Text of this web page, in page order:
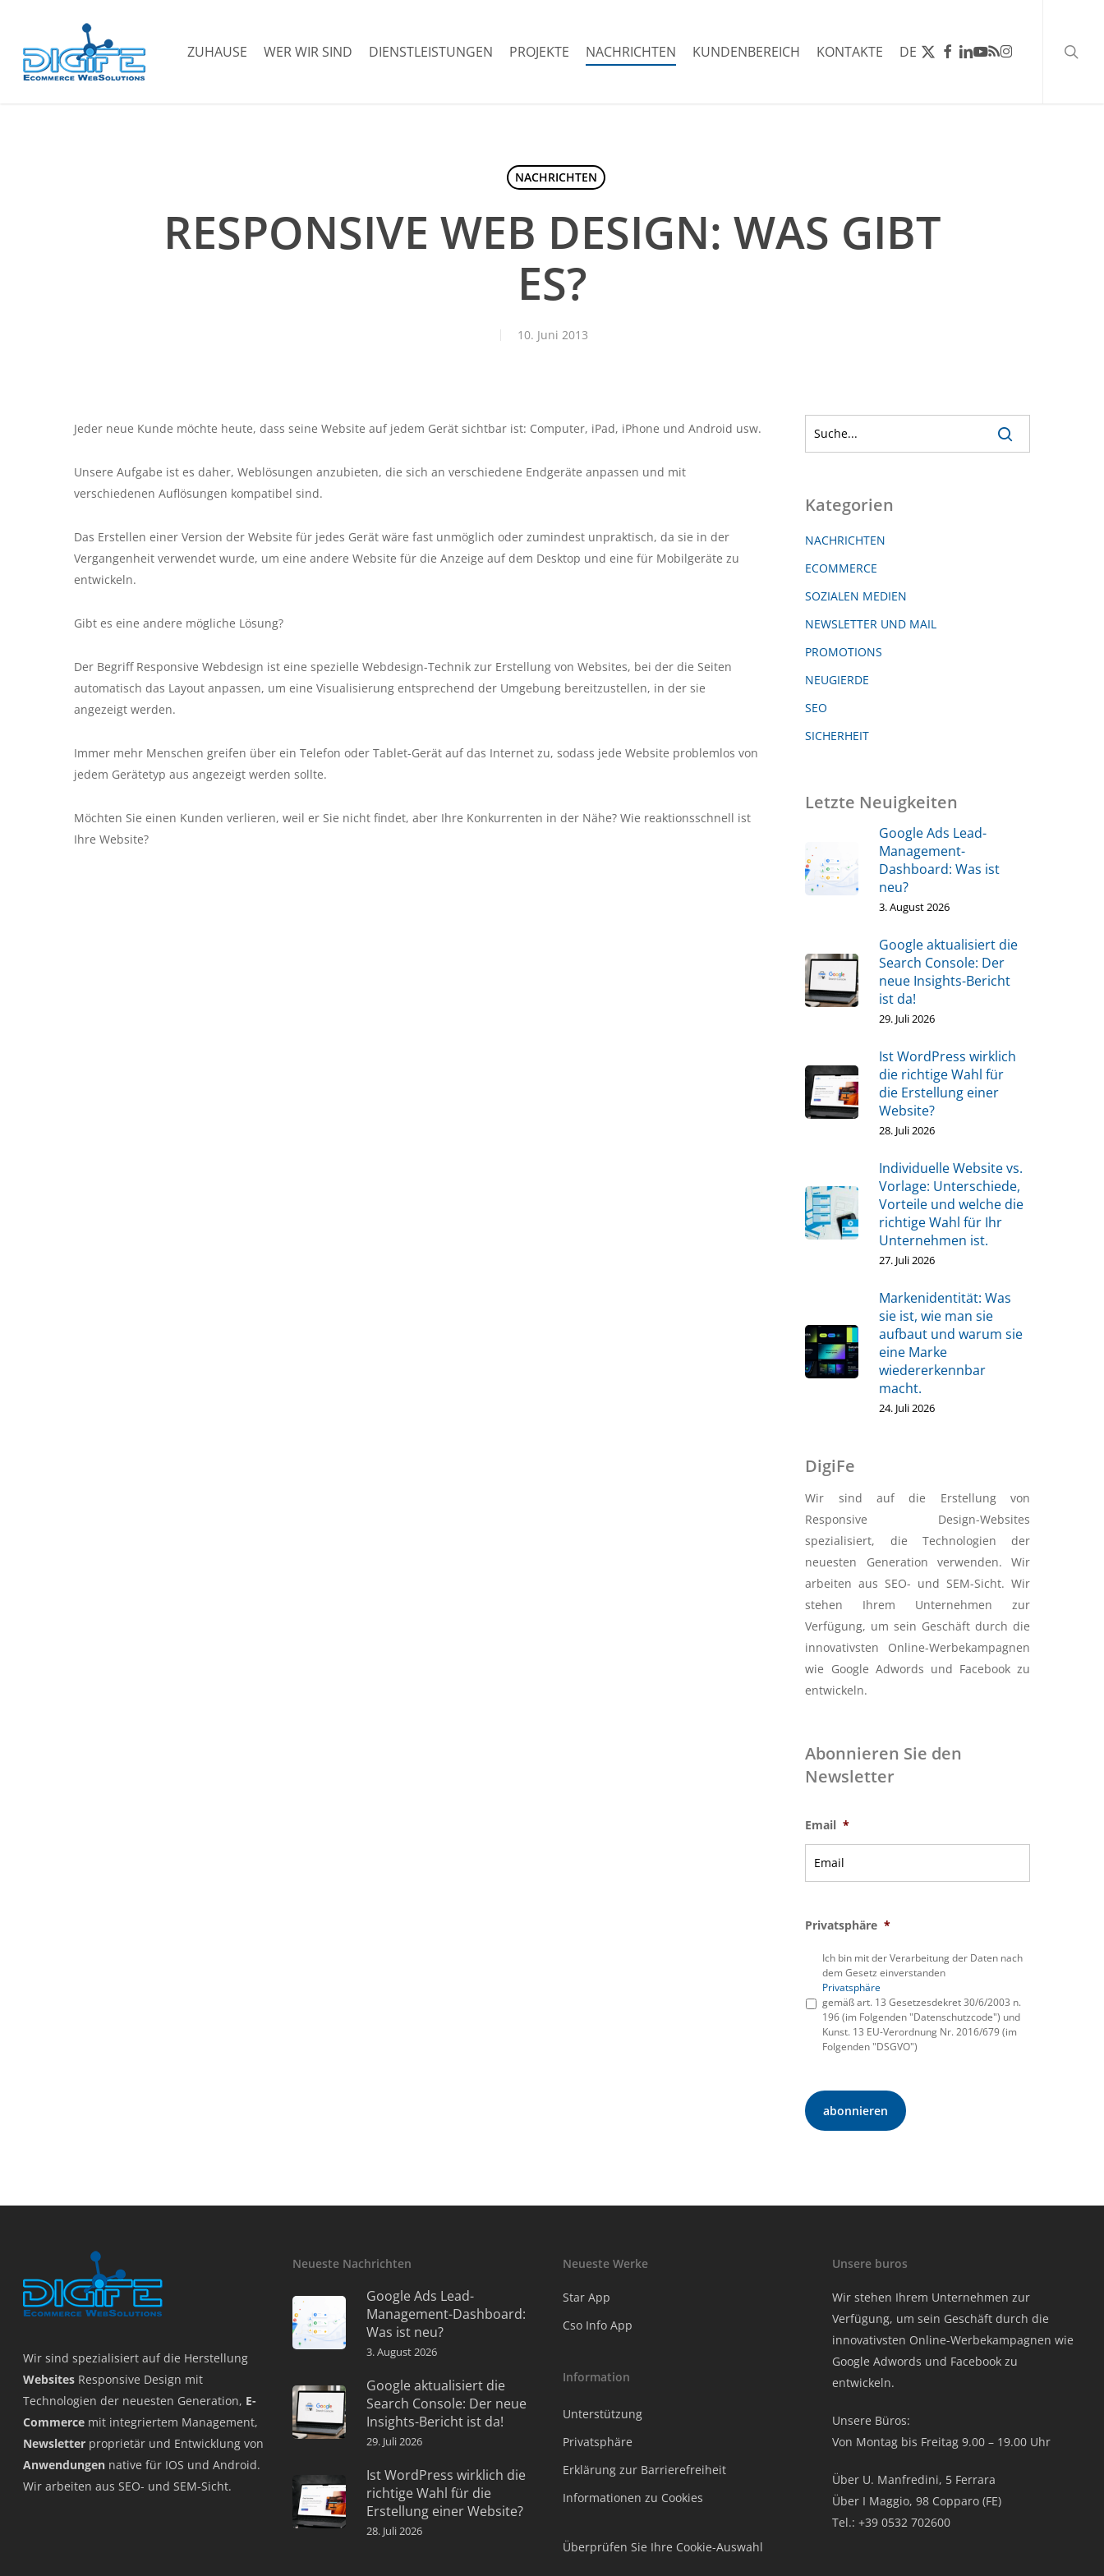
springen
ZUHAUSE WER WIR SIND DIENSTLEISTUNGEN PROJEKTE NACHRICHTEN KUNDENBEREICH KONTAKTE DE X-
TWITTER
FACEBOOK
LINKEDIN
YOUTUBE
RSSINSTAGRAM
NACHRICHTEN
RESPONSIVE WEB DESIGN: WAS GIBT
ES?
10. Juni 2013
Jeder neue Kunde möchte heute, dass seine Website auf jedem Gerät sichtbar ist: Computer, iPad, iPhone und Android usw.
Unsere Aufgabe ist es daher, Weblösungen anzubieten, die sich an verschiedene Endgeräte anpassen und mit
verschiedenen Auflösungen kompatibel sind.
Das Erstellen einer Version der Website für jedes Gerät wäre fast unmöglich oder zumindest unpraktisch, da sie in der
Vergangenheit verwendet wurde, um eine andere Website für die Anzeige auf dem Desktop und eine für Mobilgeräte zu
entwickeln.
Gibt es eine andere mögliche Lösung?
Der Begriff Responsive Webdesign ist eine spezielle Webdesign-Technik zur Erstellung von Websites, bei der die Seiten
automatisch das Layout anpassen, um eine Visualisierung entsprechend der Umgebung bereitzustellen, in der sie
angezeigt werden.
Immer mehr Menschen greifen über ein Telefon oder Tablet-Gerät auf das Internet zu, sodass jede Website problemlos von
jedem Gerätetyp aus angezeigt werden sollte.
Möchten Sie einen Kunden verlieren, weil er Sie nicht findet, aber Ihre Konkurrenten in der Nähe? Wie reaktionsschnell ist
Ihre Website?
Kategorien
NACHRICHTEN
ECOMMERCE
SOZIALEN MEDIEN
NEWSLETTER UND MAIL
PROMOTIONS
NEUGIERDE
SEO
SICHERHEIT
Letzte Neuigkeiten
Google Ads Lead-
Management-
Dashboard: Was ist
neu?
3. August 2026
Google aktualisiert die
Search Console: Der
neue Insights-Bericht
ist da!
29. Juli 2026
Ist WordPress wirklich
die richtige Wahl für
die Erstellung einer
Website?
28. Juli 2026
Individuelle Website vs.
Vorlage: Unterschiede,
Vorteile und welche die
richtige Wahl für Ihr
Unternehmen ist.
27. Juli 2026
Markenidentität: Was
sie ist, wie man sie
aufbaut und warum sie
eine Marke
wiedererkennbar
macht.
24. Juli 2026
DigiFe
Wir sind auf die Erstellung von
Responsive Design-Websites
spezialisiert, die Technologien der
neuesten Generation verwenden. Wir
arbeiten aus SEO- und SEM-Sicht. Wir
stehen Ihrem Unternehmen zur
Verfügung, um sein Geschäft durch die
innovativsten Online-Werbekampagnen
wie Google Adwords und Facebook zu
entwickeln.
Abonnieren Sie den
Newsletter
Email *
Privatsphäre *
Ich bin mit der Verarbeitung der Daten nach
dem Gesetz einverstanden
Privatsphäre
gemäß art. 13 Gesetzesdekret 30/6/2003 n.
196 (im Folgenden "Datenschutzcode") und
Kunst. 13 EU-Verordnung Nr. 2016/679 (im
Folgenden "DSGVO")
Wir sind spezialisiert auf die Herstellung
Websites Responsive Design mit
Technologien der neuesten Generation, E-
Commerce mit integriertem Management,
Newsletter proprietär und Entwicklung von
Anwendungen native für IOS und Android.
Wir arbeiten aus SEO- und SEM-Sicht.
Neueste Nachrichten
Google Ads Lead-
Management-Dashboard:
Was ist neu?
3. August 2026
Google aktualisiert die
Search Console: Der neue
Insights-Bericht ist da!
29. Juli 2026
Ist WordPress wirklich die
richtige Wahl für die
Erstellung einer Website?
28. Juli 2026
Neueste Werke
Star App
Cso Info App
Information
Unterstützung
Privatsphäre
Erklärung zur Barrierefreiheit
Informationen zu Cookies
Überprüfen Sie Ihre Cookie-Auswahl
Unsere buros
Wir stehen Ihrem Unternehmen zur
Verfügung, um sein Geschäft durch die
innovativsten Online-Werbekampagnen wie
Google Adwords und Facebook zu
entwickeln.
Unsere Büros:
Von Montag bis Freitag 9.00 – 19.00 Uhr
Über U. Manfredini, 5 Ferrara
Über I Maggio, 98 Copparo (FE)
Tel.: +39 0532 702600